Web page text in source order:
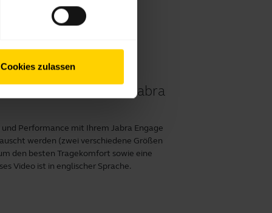
Cookies zulassen
Performance von Jabra
Performance mit Ihrem Jabra Engage
werden (zwei verschiedene Größen
den besten Tragekomfort sowie eine
Video ist in englischer Sprache.